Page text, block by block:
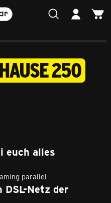
250
euch alles
parallel
DSL-Netz der